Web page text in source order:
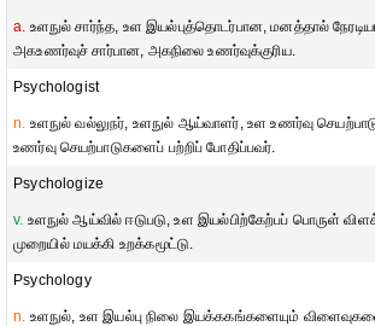
a. உளநுல் சார்ந்த, உள இயல்புத்தொடர்பான, மனத்தால்
அகஉணர்வுச் சார்பான, அகநிலை உணர்வுக்குரிய.
Psychologist
n. உளநுல் வல்லுநர், உளநுல் ஆய்வாளர், உள உணர்வு
உணர்வு செயற்பாடுகளைப் பற்றிப் போதிப்பவர்.
Psychologize
v. உளநுல் ஆய்வில் ஈடுபடு, உள இயல்பிற்கேற்பப் பொருள்
முறையில் மயக்கி உறக்கமூட்டு.
Psychology
n. உளநுல், உள இயல்பு நிலை இயக்ககங்களையும்